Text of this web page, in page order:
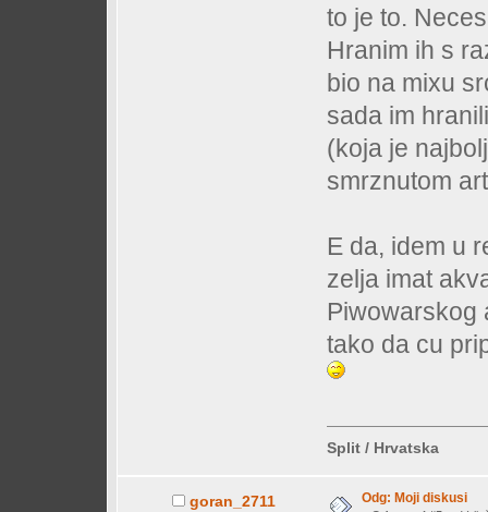
to je to.
Hranim ih s
bio na mixu
sada im
(koja je
smrznutom
E da, idem u
zelja imat
Piwowarskog
tako da cu
Split / Hrvatska
goran_2711 Odg: Moji diskusi